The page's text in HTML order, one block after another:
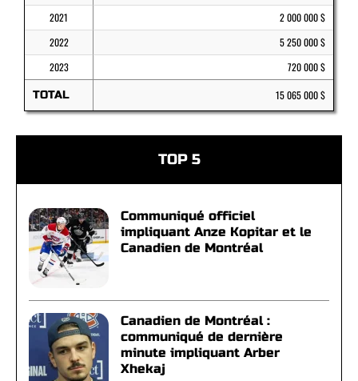
2021
2 000 000 $
2022
5 250 000 $
2023
720 000 $
TOTAL 15 065 000 $
TOP 5
Communiqué officiel
impliquant Anze Kopitar et le
Canadien de Montréal
Canadien de Montréal :
communiqué de dernière
minute impliquant Arber
Xhekaj